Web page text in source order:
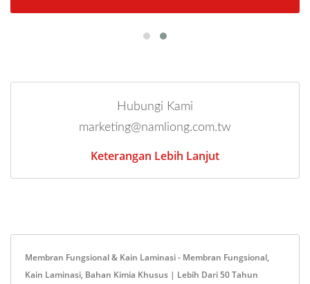
Hubungi Kami
marketing@namliong.com.tw
Keterangan Lebih Lanjut
Membran Fungsional & Kain Laminasi - Membran Fungsional,
Kain Laminasi, Bahan Kimia Khusus | Lebih Dari 50 Tahun